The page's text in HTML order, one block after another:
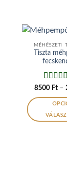
MÉHÉSZETI
Tiszta
/ 5
8500 Ft –